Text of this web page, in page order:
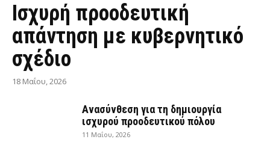
Ισχυρή προοδευτική
απάντηση με κυβερνητικό
σχέδιο
18 Μαΐου, 2026
Ανασύνθεση για τη δημιουργία
ισχυρού προοδευτικού πόλου
11 Μαΐου, 2026